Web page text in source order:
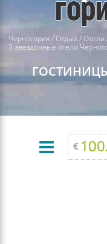
Черногория/ Отдых/Отели
3-звездочные отели